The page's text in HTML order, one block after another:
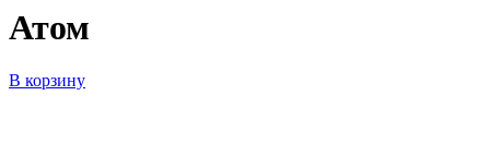
Атом
В корзину